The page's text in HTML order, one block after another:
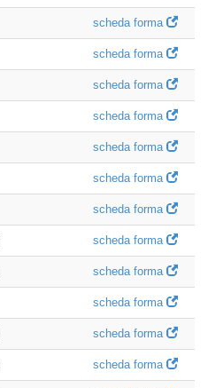
scheda forma
scheda forma
scheda forma
scheda forma
scheda forma
scheda forma
scheda forma
scheda forma
scheda forma
scheda forma
scheda forma
scheda forma